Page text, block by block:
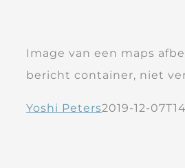
Image van een maps
bericht container, niet
Yoshi Peters2019-12-